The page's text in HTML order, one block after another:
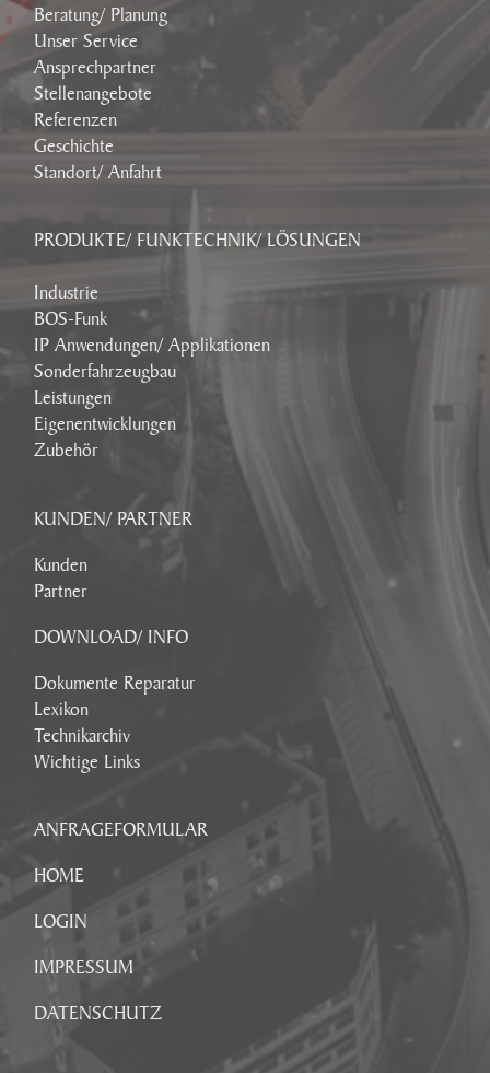
Beratung/ Planung
Unser Service
Ansprechpartner
Stellenangebote
Referenzen
Geschichte
Standort/ Anfahrt
PRODUKTE/ FUNKTECHNIK/ LÖSUNGEN
Industrie
BOS-Funk
IP Anwendungen/ Applikationen
Sonderfahrzeugbau
Leistungen
Eigenentwicklungen
Zubehör
KUNDEN/ PARTNER
Kunden
Partner
DOWNLOAD/ INFO
Dokumente Reparatur
Lexikon
Technikarchiv
Wichtige Links
ANFRAGEFORMULAR
HOME
LOGIN
IMPRESSUM
DATENSCHUTZ